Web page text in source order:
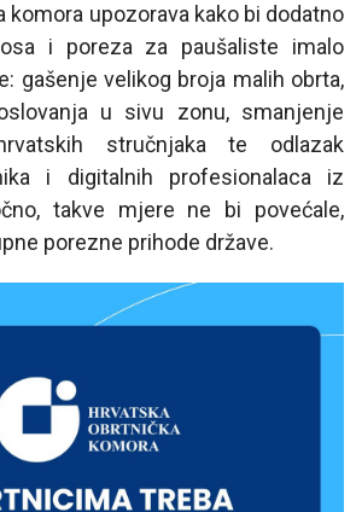
komora upozorava kako bi dodatno
i poreza za paušaliste imalo
gašenje velikog broja malih obrta,
u sivu zonu, smanjenje
stručnjaka te odlazak
i digitalnih profesionalaca iz
takve mjere ne bi povećale,
porezne prihode države.